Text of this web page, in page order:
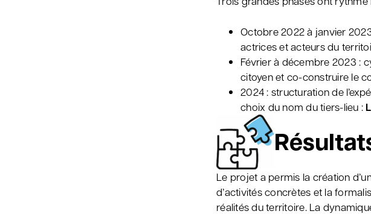
Octobre 2022 à janvier
actrices et acteurs du
Février à décembre 2023 :
citoyen et co-construire le
2024 : structuration de
choix du nom du tiers-lieu :
Le projet a permis la création
d’activités concrètes et la
réalités du territoire. La